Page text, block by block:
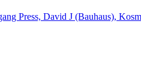
Press, David J (Bauhaus),